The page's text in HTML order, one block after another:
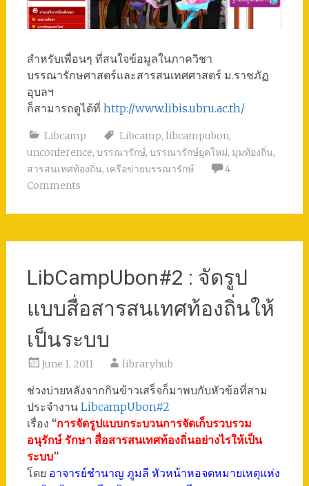
สำหรับเพื่อนๆ ที่สนใจข้อมูลในภาควิชา
บรรณารักษศาสตร์และสารสนเทศศาสตร์ ม.ราชภัฏ
อุบลฯ
ก็สามารถดูได้ที่ http://www.libis.ubru.ac.th/
Libcamp Libcamp, libcampubon,
unconference, บรรณารักษ์, บรรณารักษ์ยุคใหม่, มุมท้องถิ่น,
สารสนเทศท้องถิ่น, เครือข่ายบรรณารักษ์
4
Comments
LibCampUbon#2 : จัดรูป
แบบสื่อสารสนเทศท้องถิ่นให้
เป็นระบบ
June 1, 2011 libraryhub
ช่วงบ่ายหลังจากกินข้าวเสร็จก็มาพบกับหัวข้อที่สาม
ประจำงาน LibcampUbon#2
เรื่อง “การจัดรูปแบบกระบวนการจัดเก็บรวบรวม
อนุรักษ์ รักษา สื่อสารสนเทศท้องถิ่นอย่างไรให้เป็น
ระบบ”
โดย อาจารย์ชำนาญ ภูมลี หัวหน้าหอจดหมายเหตุแห่ง